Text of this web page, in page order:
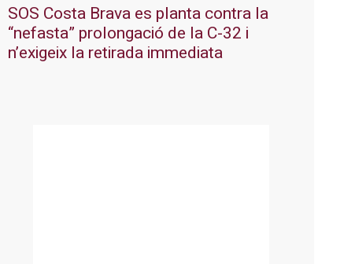
SOS Costa Brava es planta contra la
“nefasta” prolongació de la C-32 i
n’exigeix la retirada immediata